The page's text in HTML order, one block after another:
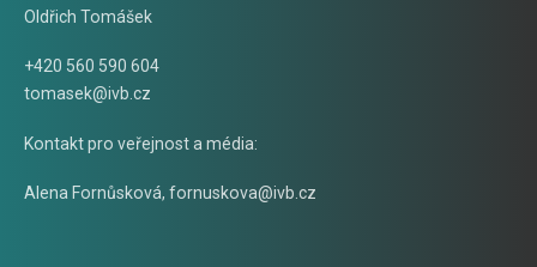
Oldřich Tomášek
+420 560 590 604
tomasek@ivb.cz
Kontakt pro veřejnost a média:
Alena Fornůsková, fornuskova@ivb.cz